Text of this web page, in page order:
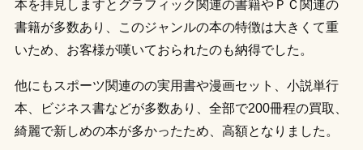
本を拝見しますとグラフィック関連の書籍やＰＣ関連の
書籍が多数あり、このジャンルの本の特徴は大きくて重
いため、お客様が嘆いておられたのも納得でした。
他にもスポーツ関連のの実用書や漫画セット、小説単行
本、ビジネス書などが多数あり、全部で200冊程の買取、
綺麗で新しめの本が多かったため、高額となりました。